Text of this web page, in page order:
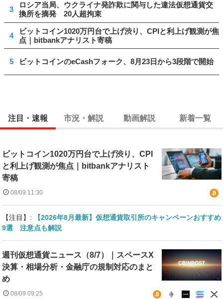
3
ロシア当局、ウクライナ発詐欺に関与した違法仮想通貨交
換所を摘発 20人超拘束
4
ビットコイン1020万円台で上げ渋り、CPIと利上げ観測が焦
点｜bitbankアナリスト寄稿
5 ビットコインのeCashフォーク、8月23日から3段階で開始
注目・速報 市況・解説 動画解説 新着一覧
ビットコイン1020万円台で上げ渋り、CPI
と利上げ観測が焦点｜bitbankアナリスト
寄稿
08/09 11:30
【注目】:
【2026年8月最新】仮想通貨取引所のキャンペーンおすすめ
9選 注意点も解説
週刊仮想通貨ニュース（8/7）｜スペースX
決算・相場分析・金融庁の規制対応のまと
め
08/09 09:25